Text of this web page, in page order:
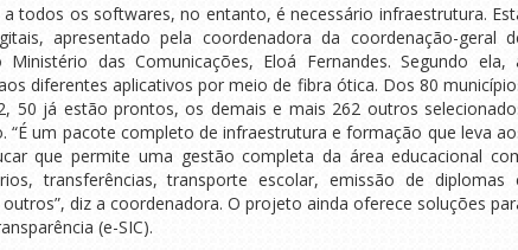
todos os softwares, no entanto, é necessário infraestrutura.
apresentado pela coordenadora da coordenação-geral
das Comunicações, Eloá Fernandes. Segundo ela,
diferentes aplicativos por meio de fibra ótica. Dos 80
50 já estão prontos, os demais e mais 262 outros
“É um pacote completo de infraestrutura e formação que leva
que permite uma gestão completa da área educacional
transferências, transporte escolar, emissão de diplomas
diz a coordenadora. O projeto ainda oferece soluções
(e-SIC).